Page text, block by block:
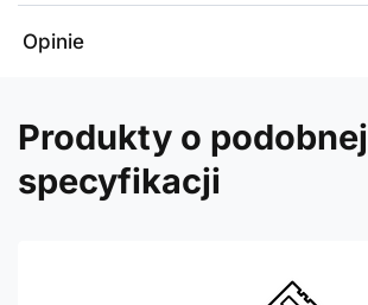
Opinie
Produkty o podobnej
specyfikacji